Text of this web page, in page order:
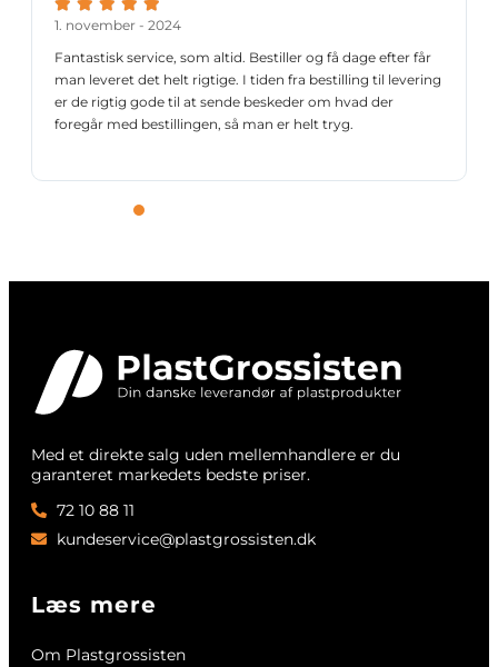
og få dage efter får
fra bestilling til levering
om hvad der
er helt tryg.
Fik ordentlig svar på flere spørgsmål.
aftale og fakturerer først, når varen
kvalitet til gode priser.
Med et direkte salg uden mellemhandlere er du
garanteret markedets bedste priser.
72 10 88 11
kundeservice@plastgrossisten.dk
Læs mere
Om Plastgrossisten